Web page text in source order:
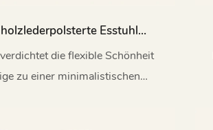
Esstuhl
My205die flexible Schönheit
zu einer minimalistischen